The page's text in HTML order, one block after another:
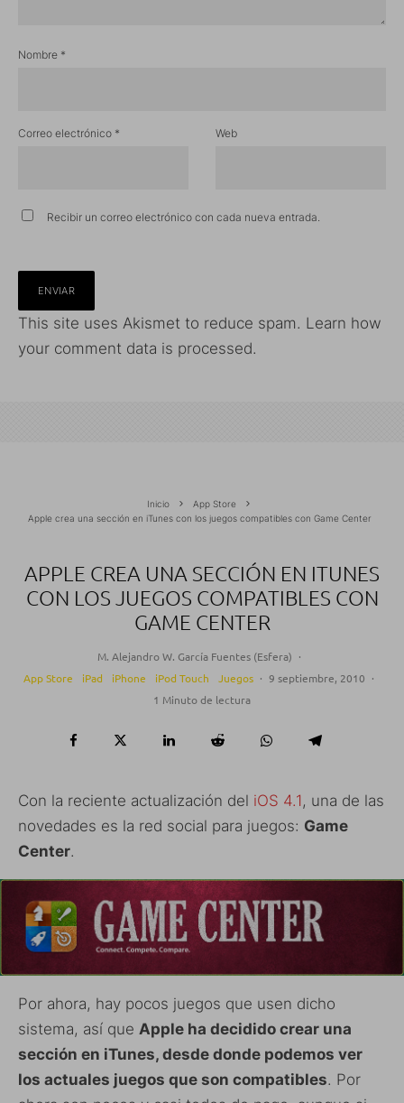
Nombre *
Correo electrónico * Web
Recibir un correo electrónico con cada nueva entrada.
This site uses Akismet to reduce spam. Learn how
your comment data is processed.
Inicio
App Store
Apple crea una sección en iTunes con los juegos compatibles con Game Center
APPLE CREA UNA SECCIÓN EN ITUNES
CON LOS JUEGOS COMPATIBLES CON
GAME CENTER
M. Alejandro W. García Fuentes (Esfera) ·
App Store
iPad iPhone iPod Touch Juegos · 9 septiembre, 2010 ·
1 Minuto de lectura
Con la reciente actualización del iOS 4.1 , una de las
novedades es la red social para juegos: Game
Center.
Por ahora, hay pocos juegos que usen dicho
sistema, así que Apple ha decidido crear una
sección en iTunes, desde donde podemos ver
los actuales juegos que son compatibles. Por